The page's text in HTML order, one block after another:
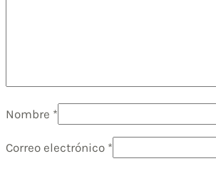
Nombre *
Correo electrónico *